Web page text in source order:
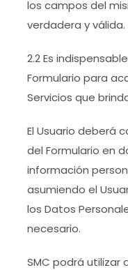
los campos del
verdadera y válida.
2.2 Es
Formulario para
Servicios que
El Usuario deberá
del Formulario en
información
asumiendo el
los Datos
necesario.
SMC podrá utilizar